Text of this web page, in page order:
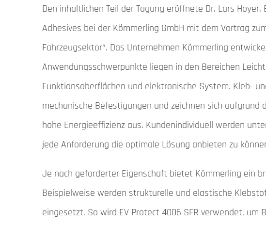
Den inhaltlichen Teil der Tagung eröffnete Dr. Lars
Adhesives bei der Kömmerling GmbH mit dem Vortrag
Fahrzeugsektor“. Das Unternehmen Kömmerling
Anwendungsschwerpunkte liegen in den Bereichen
Funktionsoberflächen und elektronische System. Kleb-
mechanische Befestigungen und zeichnen sich
hohe Energieeffizienz aus. Kundenindividuell werden
jede Anforderung die optimale Lösung anbieten zu
Je nach geforderter Eigenschaft bietet Kömmerling ein
Beispielweise werden strukturelle und elastische
eingesetzt. So wird EV Protect 4006 SFR verwendet,